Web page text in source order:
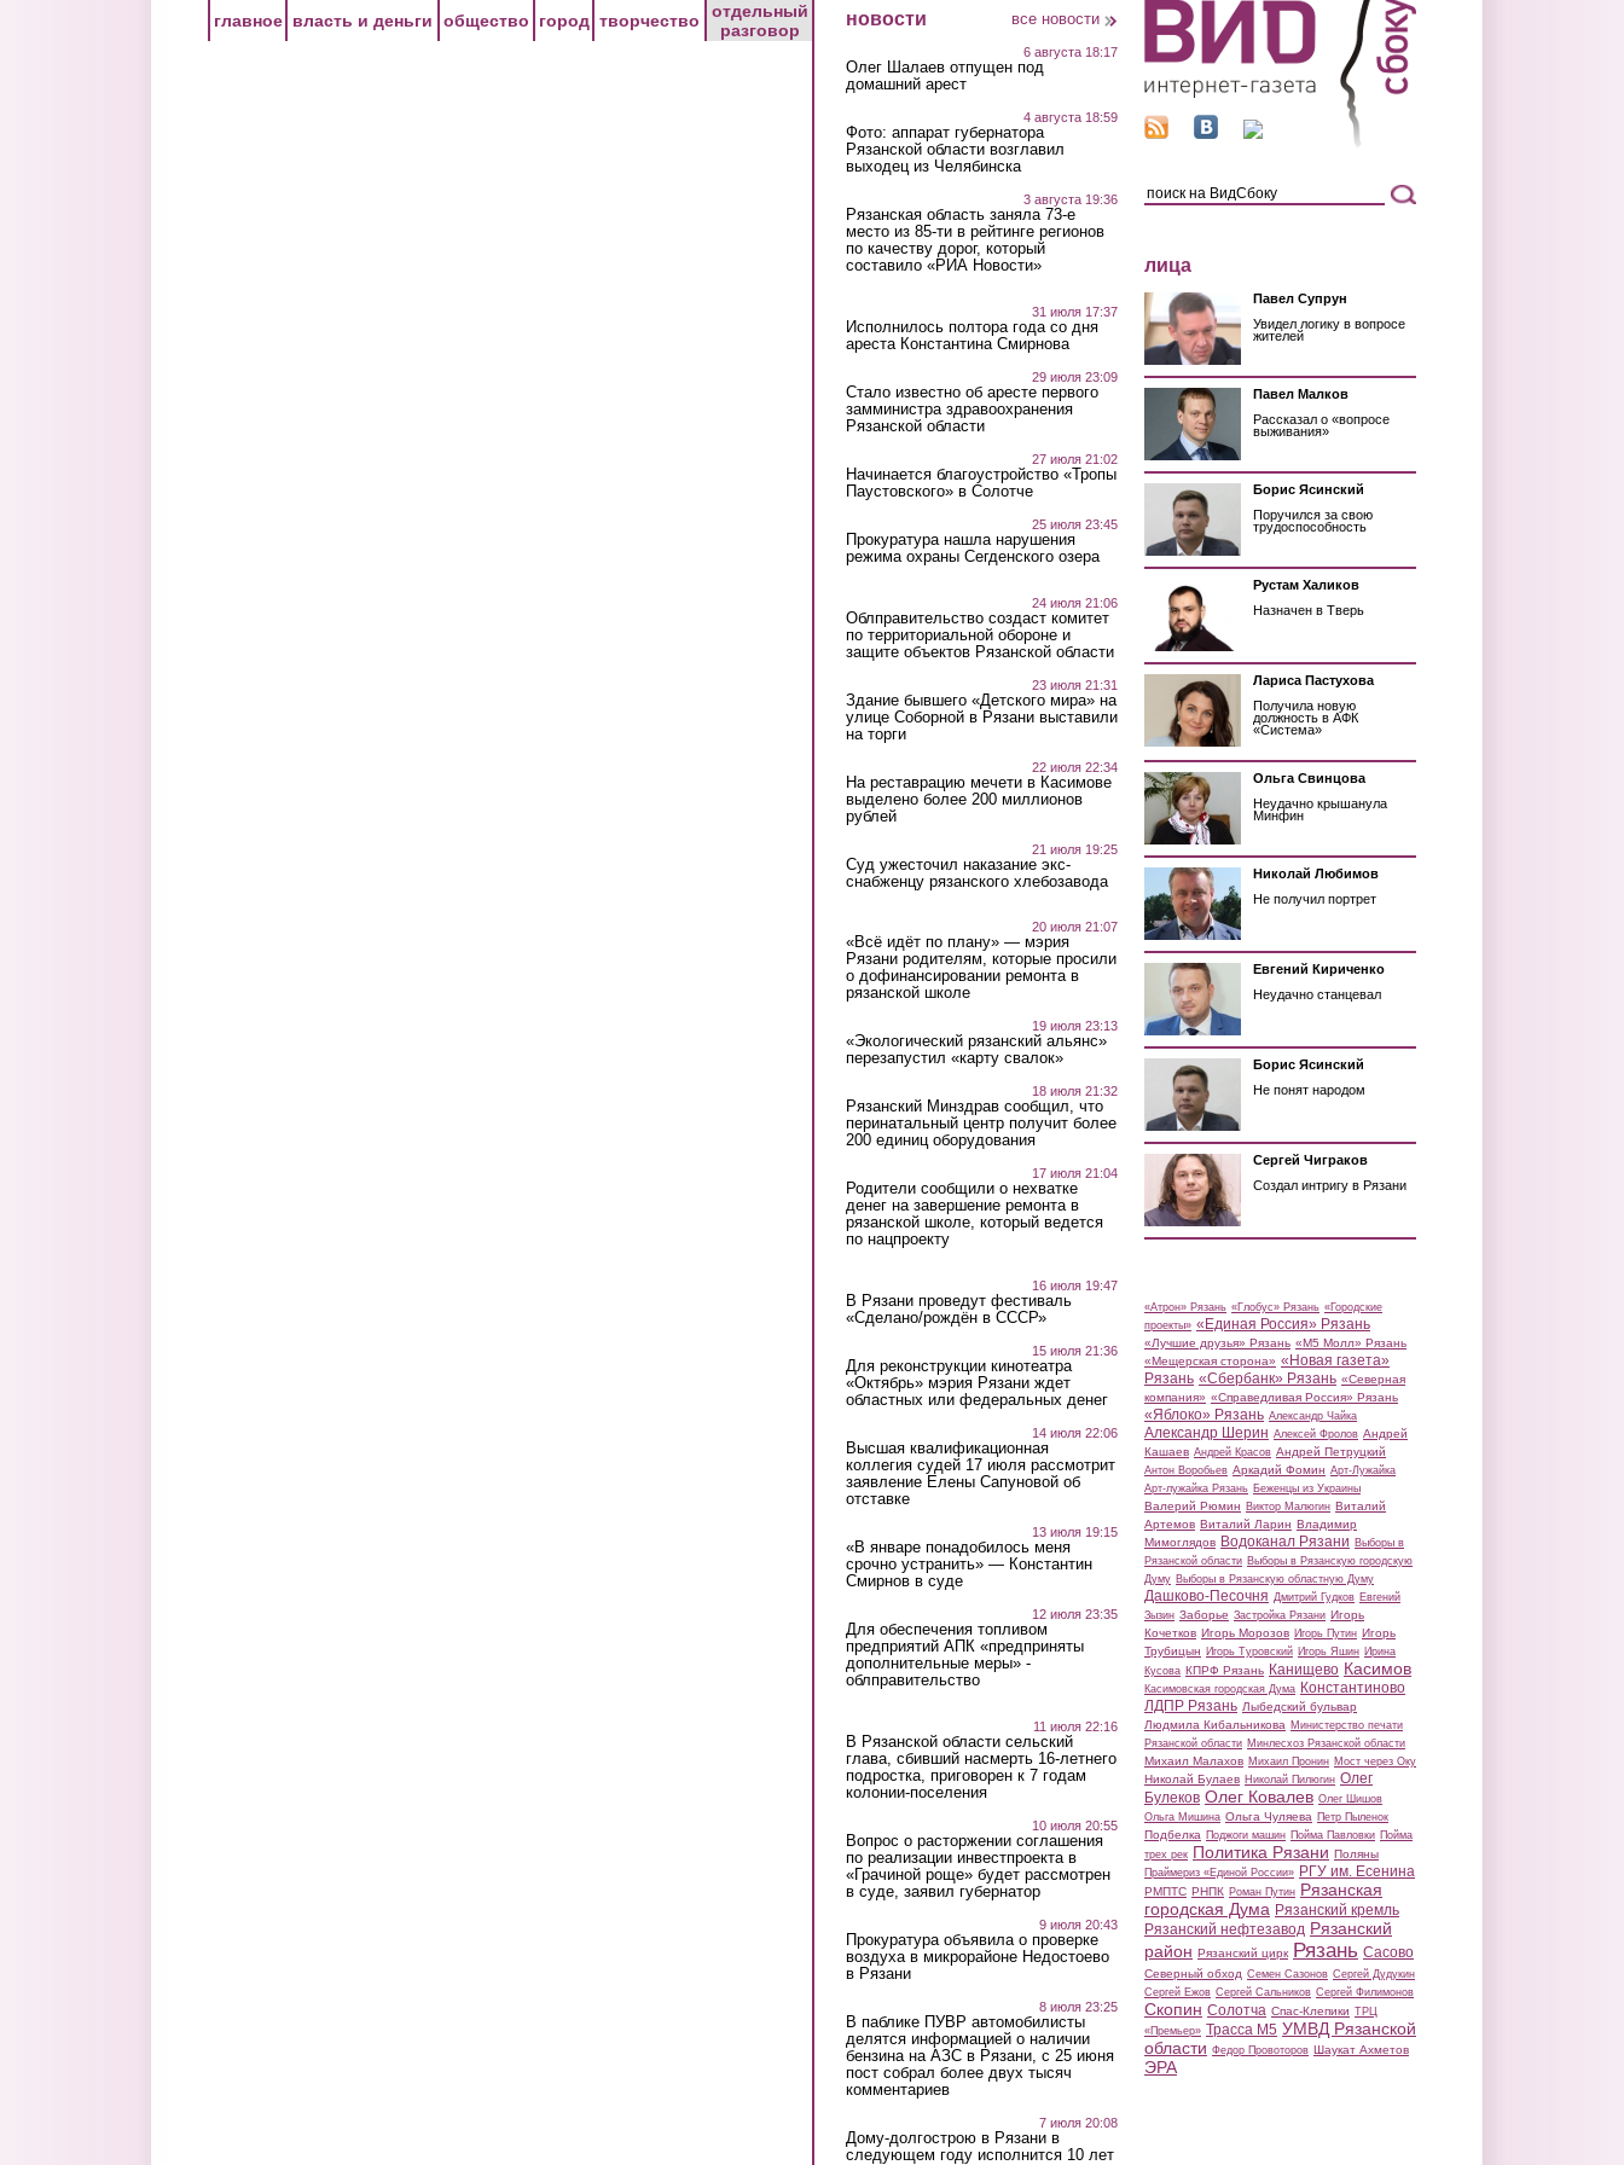
главное власть и деньги общество город творчество
отдельный
разговор
новости все новости
6 августа 18:17
Олег Шалаев отпущен под
домашний арест
4 августа 18:59
Фото: аппарат губернатора
Рязанской области возглавил
выходец из Челябинска
3 августа 19:36
Рязанская область заняла 73-е
место из 85-ти в рейтинге регионов
по качеству дорог, который
составило «РИА Новости»
31 июля 17:37
Исполнилось полтора года со дня
ареста Константина Смирнова
29 июля 23:09
Стало известно об аресте первого
замминистра здравоохранения
Рязанской области
27 июля 21:02
Начинается благоустройство «Тропы
Паустовского» в Солотче
25 июля 23:45
Прокуратура нашла нарушения
режима охраны Сегденского озера
24 июля 21:06
Облправительство создаст комитет
по территориальной обороне и
защите объектов Рязанской области
23 июля 21:31
Здание бывшего «Детского мира» на
улице Соборной в Рязани выставили
на торги
22 июля 22:34
На реставрацию мечети в Касимове
выделено более 200 миллионов
рублей
21 июля 19:25
Суд ужесточил наказание экс-
снабженцу рязанского хлебозавода
20 июля 21:07
«Всё идёт по плану» — мэрия
Рязани родителям, которые просили
о дофинансировании ремонта в
рязанской школе
19 июля 23:13
«Экологический рязанский альянс»
перезапустил «карту свалок»
18 июля 21:32
Рязанский Минздрав сообщил, что
перинатальный центр получит более
200 единиц оборудования
17 июля 21:04
Родители сообщили о нехватке
денег на завершение ремонта в
рязанской школе, который ведется
по нацпроекту
16 июля 19:47
В Рязани проведут фестиваль
«Сделано/рождён в СССР»
15 июля 21:36
Для реконструкции кинотеатра
«Октябрь» мэрия Рязани ждет
областных или федеральных денег
14 июля 22:06
Высшая квалификационная
коллегия судей 17 июля рассмотрит
заявление Елены Сапуновой об
отставке
13 июля 19:15
«В январе понадобилось меня
срочно устранить» — Константин
Смирнов в суде
12 июля 23:35
Для обеспечения топливом
предприятий АПК «предприняты
дополнительные меры» -
облправительство
11 июля 22:16
В Рязанской области сельский
глава, сбивший насмерть 16-летнего
подростка, приговорен к 7 годам
колонии-поселения
10 июля 20:55
Вопрос о расторжении соглашения
по реализации инвестпроекта в
«Грачиной роще» будет рассмотрен
в суде, заявил губернатор
9 июля 20:43
Прокуратура объявила о проверке
воздуха в микрорайоне Недостоево
в Рязани
8 июля 23:25
В паблике ПУВР автомобилисты
делятся информацией о наличии
бензина на АЗС в Рязани, с 25 июня
пост собрал более двух тысяч
комментариев
7 июля 20:08
Дому-долгострою в Рязани в
следующем году исполнится 10 лет
лица
Павел Супрун
Увидел логику в вопросе
жителей
Павел Малков
Рассказал о «вопросе
выживания»
Борис Ясинский
Поручился за свою
трудоспособность
Рустам Халиков
Назначен в Тверь
Лариса Пастухова
Получила новую
должность в АФК
«Система»
Ольга Свинцова
Неудачно крышанула
Минфин
Николай Любимов
Не получил портрет
Евгений Кириченко
Неудачно станцевал
Борис Ясинский
Не понят народом
Сергей Чиграков
Создал интригу в Рязани
«Атрон» Рязань «Глобус» Рязань «Городские
проекты» «Единая Россия» Рязань
«Лучшие друзья» Рязань «М5 Молл» Рязань
«Мещерская сторона» «Новая газета»
Рязань «Сбербанк» Рязань «Северная
компания» «Справедливая Россия» Рязань
«Яблоко» Рязань Александр Чайка
Александр Шерин Алексей Фролов Андрей
Кашаев Андрей Красов Андрей Петруцкий
Антон Воробьев Аркадий Фомин Арт-Лужайка
Арт-лужайка Рязань Беженцы из Украины
Валерий Рюмин Виктор Малюгин Виталий
Артемов Виталий Ларин Владимир
Мимоглядов Водоканал Рязани Выборы в
Рязанской области Выборы в Рязанскую городскую
Думу Выборы в Рязанскую областную Думу
Дашково-Песочня Дмитрий Гудков Евгений
Зызин Заборье Застройка Рязани Игорь
Кочетков Игорь Морозов Игорь Путин Игорь
Трубицын Игорь Туровский Игорь Яшин Ирина
Кусова КПРФ Рязань Канищево Касимов
Касимовская городская Дума Константиново
ЛДПР Рязань Лыбедский бульвар
Людмила Кибальникова Министерство печати
Рязанской области Минлесхоз Рязанской области
Михаил Малахов Михаил Пронин Мост через Оку
Николай Булаев Николай Пилюгин Олег
Булеков Олег Ковалев Олег Шишов
Ольга Мишина Ольга Чуляева Петр Пыленок
Подбелка Поджоги машин Пойма Павловки Пойма
трех рек Политика Рязани Поляны
Праймериз «Единой России» РГУ им. Есенина
РМПТС РНПК Роман Путин Рязанская
городская Дума Рязанский кремль
Рязанский нефтезавод Рязанский
район Рязанский цирк Рязань Сасово
Северный обход Семен Сазонов Сергей Дудукин
Сергей Ежов Сергей Сальников Сергей Филимонов
Скопин Солотча Спас-Клепики ТРЦ
«Премьер» Трасса М5 УМВД Рязанской
области Федор Провоторов Шаукат Ахметов
ЭРА